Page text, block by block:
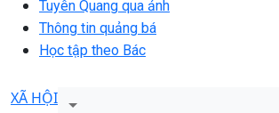
Tuyên Quang qua ảnh
Thông tin quảng bá
Học tập theo Bác
XÃ HỘI